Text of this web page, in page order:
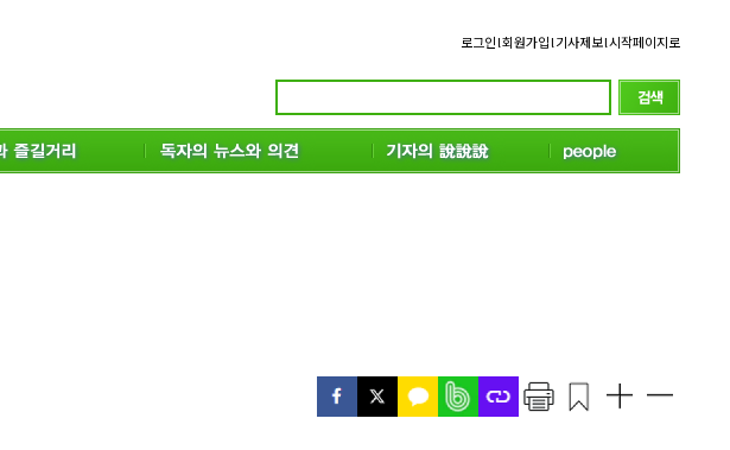
로그인l회원가입l기사제보l시작페이지로